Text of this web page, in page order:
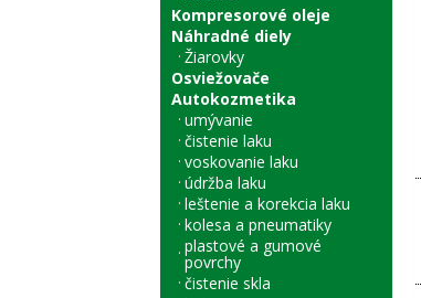
Kompresorové oleje
Náhradné diely
Žiarovky
Osviežovače
Autokozmetika
umývanie
čistenie laku
voskovanie laku
údržba laku
leštenie a korekcia laku
kolesa a pneumatiky
plastové a gumové
povrchy
čistenie skla